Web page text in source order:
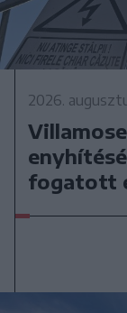
2026.
fogatott